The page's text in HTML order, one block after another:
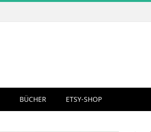
BÜCHER ETSY-SHOP